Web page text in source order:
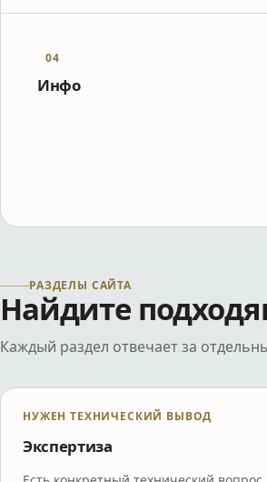
04
Инфо
РАЗДЕЛЫ САЙТА
Найдите
Каждый раздел отвечает за
НУЖЕН ТЕХНИЧЕСКИЙ ВЫВОД
Экспертиза